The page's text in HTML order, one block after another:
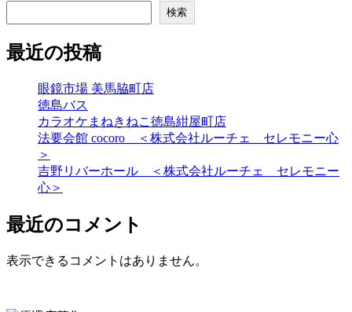
検索
最近の投稿
眼鏡市場 美馬脇町店
徳島バス
カラオケまねきねこ徳島紺屋町店
法要会館 cocoro ＜株式会社ルーチェ セレモニー心
＞
吉野リバーホール ＜株式会社ルーチェ セレモニー
心＞
最近のコメント
表示できるコメントはありません。